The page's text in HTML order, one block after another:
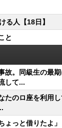
る人【18日】
と
故。同級生の最
して...
たのロ座を利用
ょっと借りたよ